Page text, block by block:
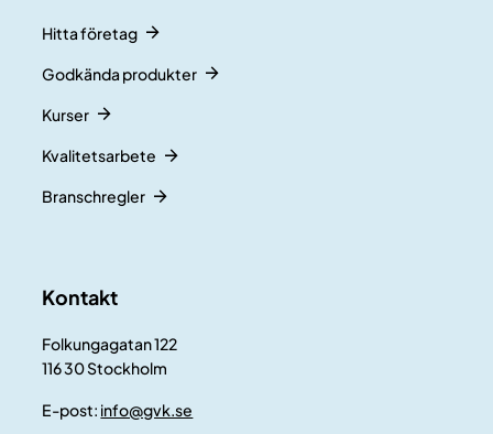
Hitta företag
Godkända produkter
Kurser
Kvalitetsarbete
Branschregler
Kontakt
Folkungagatan 122
116 30 Stockholm
E-post: info@gvk.se